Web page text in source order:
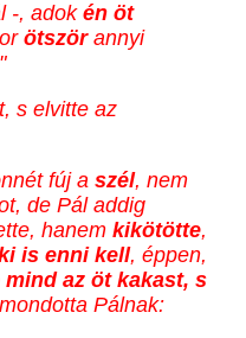
-, adok én öt
ötször annyi
s elvitte az
fúj a szél, nem
de Pál addig
hanem kikötötte,
is enni kell, éppen,
az öt kakast, s
Pálnak: